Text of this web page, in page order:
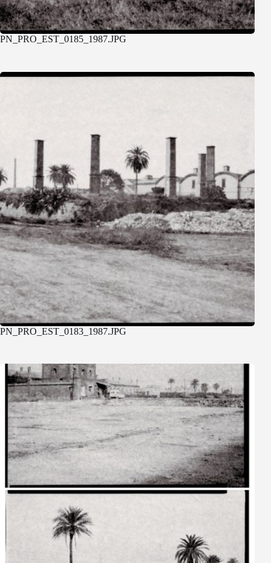
PN_PRO_EST_0185_1987.JPG
PN_PRO_EST_0183_1987.JPG